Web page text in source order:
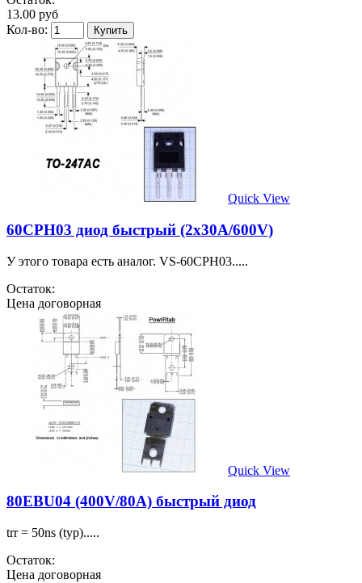
13.00 руб
Кол-во:
Quick View
60CPH03 диод быстрый (2х30A/600V)
У этого товара есть аналог. VS-60CPH03.....
Остаток:
Цена договорная
Quick View
80EBU04 (400V/80A) быстрый диод
trr = 50ns (typ).....
Остаток:
Цена договорная